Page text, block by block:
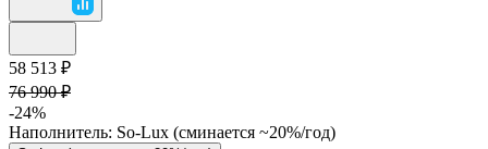
58 513 ₽
76 990 ₽
-24%
Наполнитель: So-Lux (cминается ~20%/год)